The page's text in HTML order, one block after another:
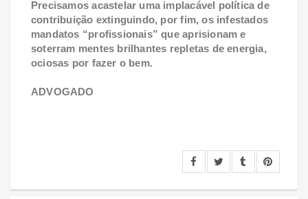
Precisamos acastelar uma implacável política de
contribuição extinguindo, por fim, os infestados
mandatos “profissionais” que aprisionam e
soterram mentes brilhantes repletas de energia,
ociosas por fazer o bem.
ADVOGADO